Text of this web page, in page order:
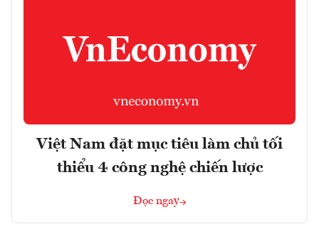
Việt Nam đặt mục tiêu làm chủ tối
thiểu 4 công nghệ chiến lược
Đọc ngay